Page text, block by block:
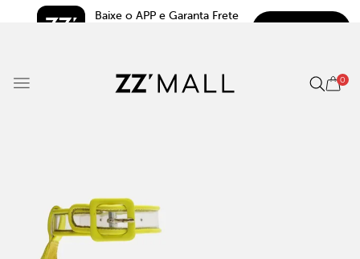
Baixe o APP e Garanta Frete
0